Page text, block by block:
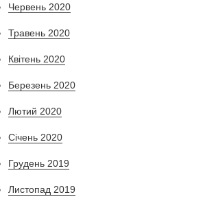
Червень 2020
Травень 2020
Квітень 2020
Березень 2020
Лютий 2020
Січень 2020
Грудень 2019
Листопад 2019